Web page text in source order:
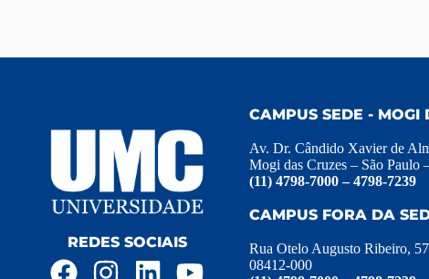
REDES SOCIAIS
CAMPUS SEDE - MOGI
Av. Dr. Cândido Xavier de
Mogi das Cruzes – São Paulo
(11) 4798-7000 – 4798-7239
CAMPUS FORA DA
Rua Otelo Augusto Ribeiro,
08412-000